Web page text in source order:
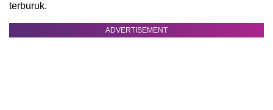
terburuk.
ADVERTISEMENT